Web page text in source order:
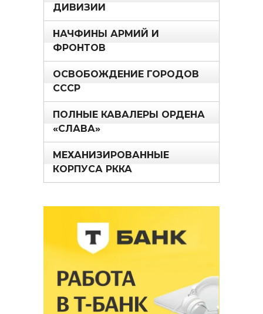
ДИВИЗИИ
НАЧФИНЫ АРМИЙ И
ФРОНТОВ
ОСВОБОЖДЕНИЕ ГОРОДОВ
СССР
ПОЛНЫЕ КАВАЛЕРЫ ОРДЕНА
«СЛАВА»
МЕХАНИЗИРОВАННЫЕ
КОРПУСА РККА